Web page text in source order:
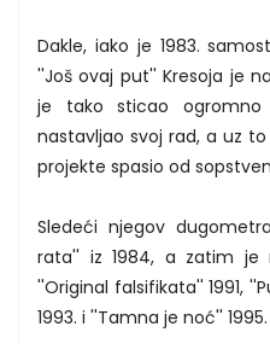
Dakle, iako je 1983.
''Još ovaj put'' Kresoja je
je tako sticao
nastavljao svoj rad, a uz
projekte spasio od
Sledeći njegov
rata'' iz 1984, a zatim je
''Original falsifikata'' 1991,
1993. i ''Tamna je noć'' 1995.